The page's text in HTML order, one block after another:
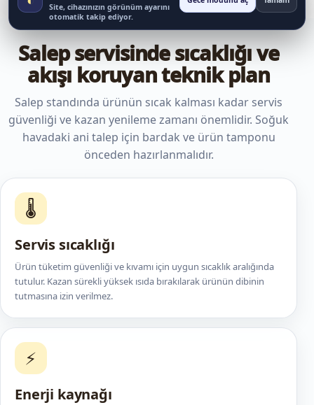
Salep servisinde sıcaklığı ve
akışı koruyan teknik plan
Salep standında ürünün sıcak kalması kadar servis
güvenliği ve kazan yenileme zamanı önemlidir. Soğuk
havadaki ani talep için bardak ve ürün tamponu
önceden hazırlanmalıdır.
🌡️
Servis sıcaklığı
Ürün tüketim güvenliği ve kıvamı için uygun sıcaklık aralığında
tutulur. Kazan sürekli yüksek ısıda bırakılarak ürünün dibinin
tutmasına izin verilmez.
⚡
Enerji kaynağı
Site, cihazınızın görünüm ayarını
otomatik takip ediyor.